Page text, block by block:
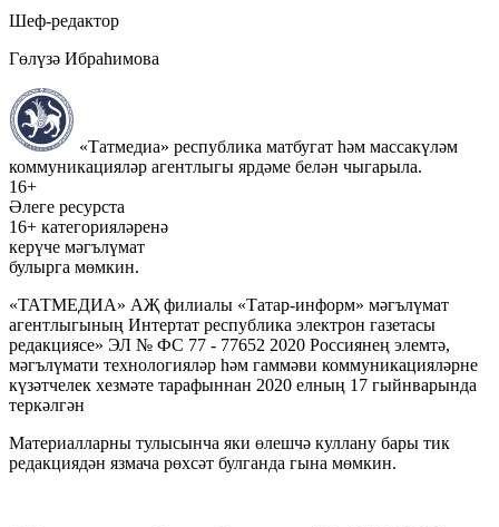
Шеф-редактор
Гөлүзә Ибраһимова
«Татмедиа» республика матбугат һәм массакүләм
коммуникацияләр агентлыгы ярдәме белән чыгарыла.
16+
Әлеге ресурста
16+ категорияләренә
керүче мәгълүмат
булырга мөмкин.
«ТАТМЕДИА» АҖ филиалы «Татар-информ» мәгълүмат
агентлыгының Интертат республика электрон газетасы
редакциясе» ЭЛ № ФС 77 - 77652 2020 Россиянең элемтә,
мәгълүмати технологияләр һәм гаммәви коммуникацияләрне
күзәтчелек хезмәте тарафыннан 2020 елның 17 гыйнварында
теркәлгән
Материалларны тулысынча яки өлешчә куллану бары тик
редакциядән язмача рөхсәт булганда гына мөмкин.